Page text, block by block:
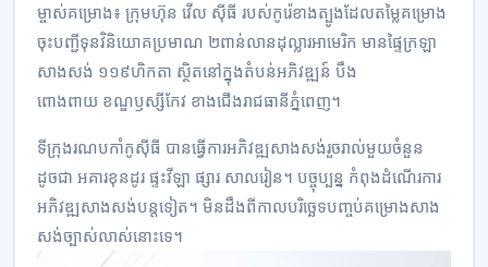
ម្ចាស់​គម្រោង៖ ក្រុមហ៊ុន វើល ស៊ីធី របស់​កូរ៉េ​ខាង​ត្បូង​ដែល​តម្លៃ​គម្រោង​
ចុះ​បញ្ជី​ទុន​វិនិយោគ​ប្រមាណ ២​ពាន់​លាន​ដុល្លារ​អាមេរិក មាន​ផ្ទៃ​ក្រឡា​
សាងសង់ ១១៩​ហិកតា ស្ថិត​នៅ​ក្នុង​តំបន់​អភិវឌ្ឍន៍ បឹង​
ពោងពាយ ខណ្ឌ​ឫស្សីកែវ ខាង​ជើង​រាជ​ធានី​ភ្នំពេញ។
ទីក្រុង​រណប​កាំកូស៊ីធី បាន​ធ្វើការ​អភិវឌ្ឍ​សាងសង់​រួច​រាល់​មួយ​ចំនួន
ដូចជា អគារ​ខុនដូរ ផ្ទះ​វីឡា ផ្សារ សាលរៀន។ បច្ចុប្បន្ន កំពុង​ដំណើរការ​
អភិវឌ្ឍ​សាងសង់​បន្ត​ទៀត។ មិន​ដឹង​ពី​កាល​បរិច្ឆេទ​បញ្ចប់​គម្រោង​សាង​
សង់​ច្បាស់​លាស់​នោះ​ទេ។